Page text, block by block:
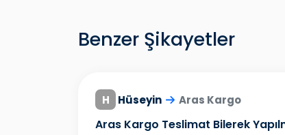
Benzer Şikayetler
H Hüseyin Aras Kargo
Aras Kargo Teslimat Bilerek